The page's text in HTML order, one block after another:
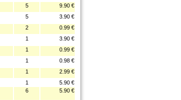
5
9.90 €
5
3.90 €
2
0.99 €
1
3.90 €
1
0.99 €
1
0.98 €
1
2.99 €
1
5.90 €
6 5.90 €